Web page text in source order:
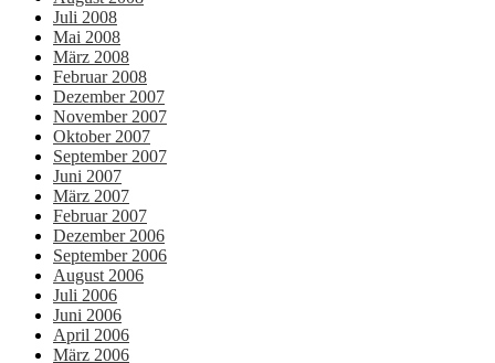
Juli 2008
Mai 2008
März 2008
Februar 2008
Dezember 2007
November 2007
Oktober 2007
September 2007
Juni 2007
März 2007
Februar 2007
Dezember 2006
September 2006
August 2006
Juli 2006
Juni 2006
April 2006
März 2006